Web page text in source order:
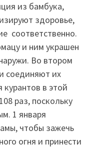
из бамбука,
здоровье,
соответственно.
и ним украшен
Во втором
соединяют их
в этой
раз, поскольку
1 января
чтобы зажечь
огня и принести